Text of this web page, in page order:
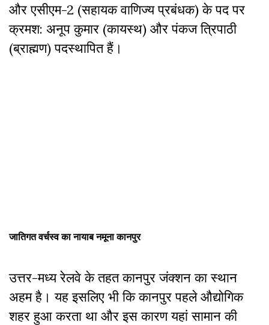
और एसीएम-2 (सहायक वाणिज्य प्रबंधक) के पद पर
क्रमश: अनूप कुमार (कायस्थ) और पंकज त्रिपाठी
(ब्राह्मण) पदस्थापित हैं।
जातिगत वर्चस्व का नायाब नमूना कानपुर
उत्तर-मध्य रेलवे के तहत कानपुर जंक्शन का स्थान
अहम है। यह इसलिए भी कि कानपुर पहले औद्योगिक
शहर हुआ करता था और इस कारण यहां सामान की